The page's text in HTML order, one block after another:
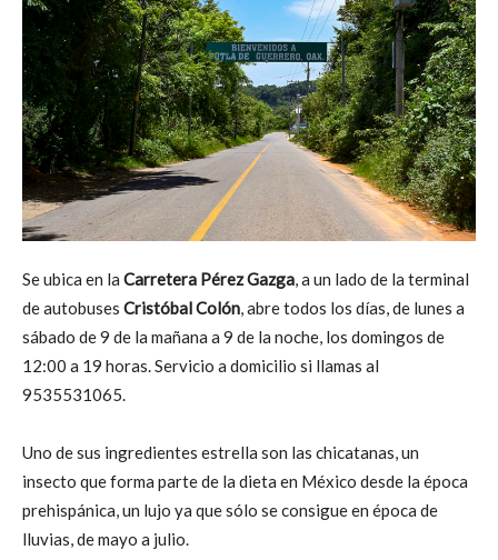
Se ubica en la Carretera Pérez Gazga, a un lado de la terminal
de autobuses Cristóbal Colón, abre todos los días, de lunes a
sábado de 9 de la mañana a 9 de la noche, los domingos de
12:00 a 19 horas. Servicio a domicilio si llamas al
9535531065.
Uno de sus ingredientes estrella son las chicatanas, un
insecto que forma parte de la dieta en México desde la época
prehispánica, un lujo ya que sólo se consigue en época de
lluvias, de mayo a julio.